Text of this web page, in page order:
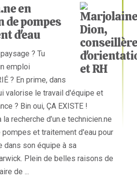
en
pompes
d'eau
? Tu
emploi
? En prime, dans
valorise le travail d'équipe et
? Bin oui, ÇA EXISTE !
recherche d’un.e technicien.ne
et traitement d'eau pour
dans son équipe à sa
Plein de belles raisons de
de ...